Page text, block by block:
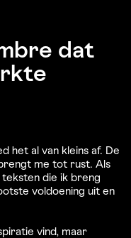
dat
het al van kleins af. De
me tot rust. Als
die ik breng
voldoening uit en
vind, maar